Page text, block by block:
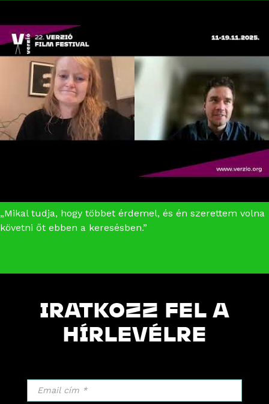
„Mikal tudja, hogy többet érdemel, és én szerettem volna
követni őt ebben a keresésben.”
IRATKOZZ FEL A
HÍRLEVÉLRE